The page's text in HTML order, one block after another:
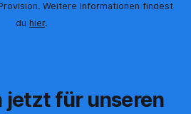
Weitere Informationen findest
du hier.
jetzt für unseren